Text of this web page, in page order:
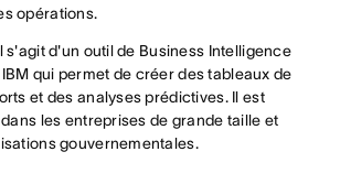
opérations.
s'agit d'un outil de Business Intelligence
qui permet de créer des tableaux de
et des analyses prédictives. Il est
les entreprises de grande taille et
gouvernementales.